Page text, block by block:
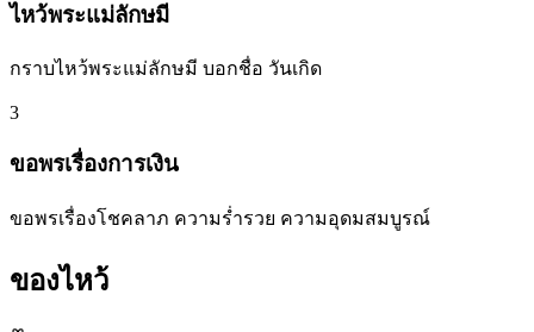
ไหว้พระแม่ลักษมี
กราบไหว้พระแม่ลักษมี บอกชื่อ วันเกิด
3
ขอพรเรื่องการเงิน
ขอพรเรื่องโชคลาภ ความร่ำรวย ความอุดมสมบูรณ์
ของไหว้